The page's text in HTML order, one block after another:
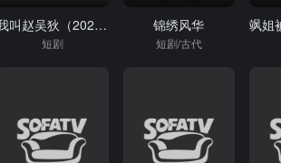
我叫赵吴狄（2026）
短剧
锦绣风华
短剧/古代